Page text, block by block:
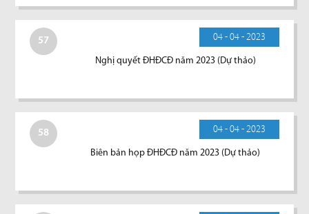
57 04 - 04 - 2023
Nghị quyết ĐHĐCĐ năm 2023 (Dự thảo)
58 04 - 04 - 2023
Biên bản họp ĐHĐCĐ năm 2023 (Dự thảo)